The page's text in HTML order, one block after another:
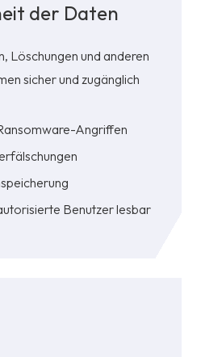
der Daten
Löschungen und anderen
sicher und zugänglich
Angriffen
Benutzer lesbar